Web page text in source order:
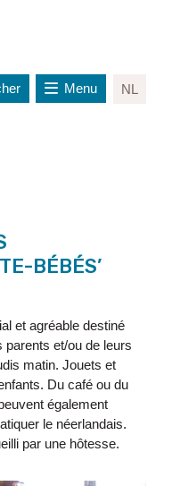
NL
Menu
BÉBÉS’
et agréable destiné
et/ou de leurs
matin. Jouets et
Du café ou du
également
le néerlandais.
par une hôtesse.